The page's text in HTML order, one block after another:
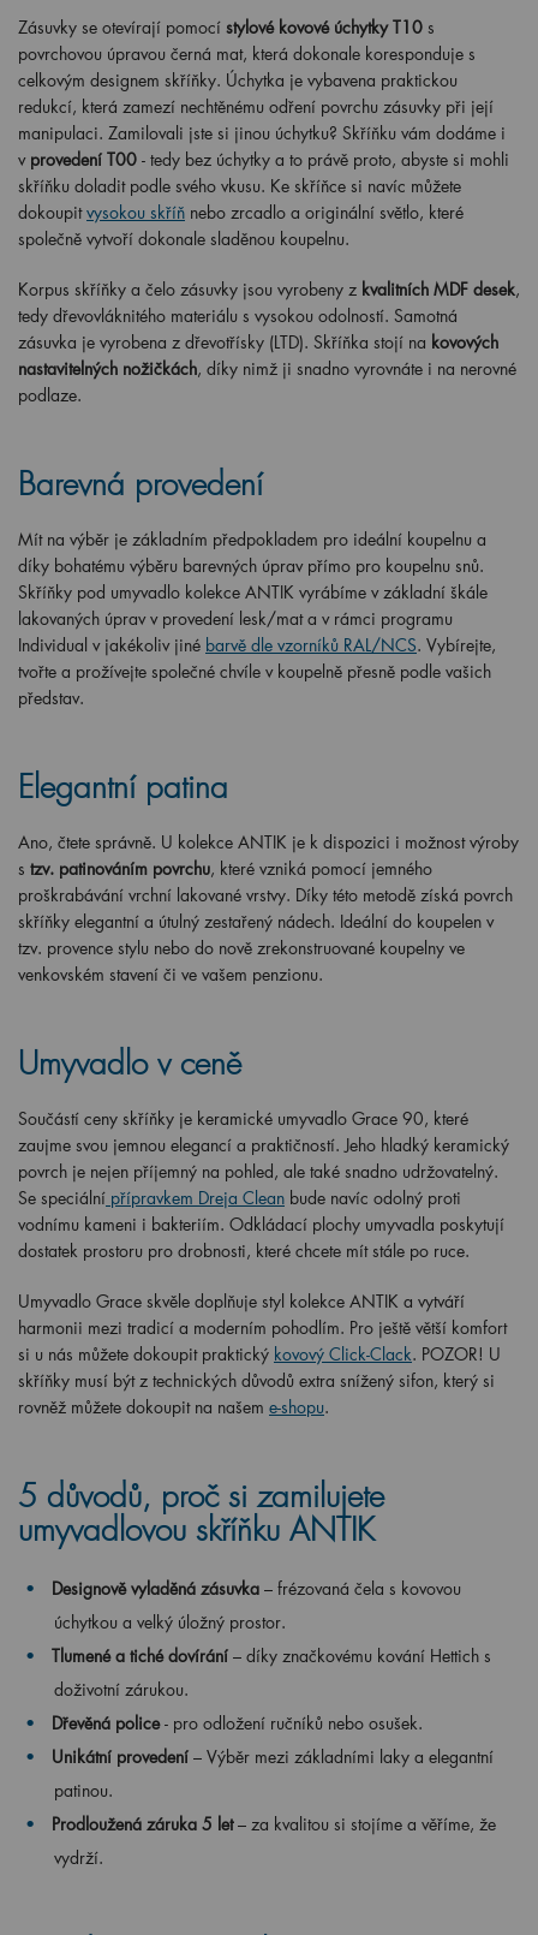
Zásuvky se otevírají pomocí stylové kovové úchytky T10 s
povrchovou úpravou černá mat, která dokonale koresponduje s
celkovým designem skříňky. Úchytka je vybavena praktickou
redukcí, která zamezí nechtěnému odření povrchu zásuvky při její
manipulaci. Zamilovali jste si jinou úchytku? Skříňku vám dodáme i
v provedení T00 - tedy bez úchytky a to právě proto, abyste si mohli
skříňku doladit podle svého vkusu. Ke skříňce si navíc můžete
dokoupit vysokou skříň nebo zrcadlo a originální světlo, které
společně vytvoří dokonale sladěnou koupelnu.
Korpus skříňky a čelo zásuvky jsou vyrobeny z kvalitních MDF desek,
tedy dřevovláknitého materiálu s vysokou odolností. Samotná
zásuvka je vyrobena z dřevotřísky (LTD). Skříňka stojí na kovových
nastavitelných nožičkách, díky nimž ji snadno vyrovnáte i na nerovné
podlaze.
Barevná provedení
Mít na výběr je základním předpokladem pro ideální koupelnu a
díky bohatému výběru barevných úprav přímo pro koupelnu snů.
Skříňky pod umyvadlo kolekce ANTIK vyrábíme v základní škále
lakovaných úprav v provedení lesk/mat a v rámci programu
Individual v jakékoliv jiné barvě dle vzorníků RAL/NCS. Vybírejte,
tvořte a prožívejte společné chvíle v koupelně přesně podle vašich
představ.
Elegantní patina
Ano, čtete správně. U kolekce ANTIK je k dispozici i možnost výroby
s tzv. patinováním povrchu, které vzniká pomocí jemného
proškrabávání vrchní lakované vrstvy. Díky této metodě získá povrch
skříňky elegantní a útulný zestařený nádech. Ideální do koupelen v
tzv. provence stylu nebo do nově zrekonstruované koupelny ve
venkovském stavení či ve vašem penzionu.
Umyvadlo v ceně
Součástí ceny skříňky je keramické umyvadlo Grace 90, které
zaujme svou jemnou elegancí a praktičností. Jeho hladký keramický
povrch je nejen příjemný na pohled, ale také snadno udržovatelný.
Se speciální přípravkem Dreja Clean bude navíc odolný proti
vodnímu kameni i bakteriím. Odkládací plochy umyvadla poskytují
dostatek prostoru pro drobnosti, které chcete mít stále po ruce.
Umyvadlo Grace skvěle doplňuje styl kolekce ANTIK a vytváří
harmonii mezi tradicí a moderním pohodlím. Pro ještě větší komfort
si u nás můžete dokoupit praktický kovový Click-Clack. POZOR! U
skříňky musí být z technických důvodů extra snížený sifon, který si
rovněž můžete dokoupit na našem e-shopu.
5 důvodů, proč si zamilujete
umyvadlovou skříňku ANTIK
Designově vyladěná zásuvka – frézovaná čela s kovovou
úchytkou a velký úložný prostor.
Tlumené a tiché dovírání – díky značkovému kování Hettich s
doživotní zárukou.
Dřevěná police - pro odložení ručníků nebo osušek.
Unikátní provedení – Výběr mezi základními laky a elegantní
patinou.
Prodloužená záruka 5 let – za kvalitou si stojíme a věříme, že
vydrží.